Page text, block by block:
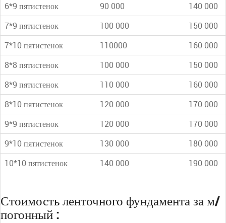
6*9 пятистенок
90 000
140 000
7*9 пятистенок
100 000
150 000
7*10 пятистенок
110000
160 000
8*8 пятистенок
100 000
150 000
8*9 пятистенок
110 000
160 000
8*10 пятистенок
120 000
170 000
9*9 пятистенок
120 000
170 000
9*10 пятистенок
130 000
180 000
10*10 пятистенок
140 000 190 000
Стоимость ленточного фундамента за м/
погонный :